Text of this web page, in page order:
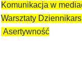
Komunikacja w
Warsztaty
Asertywność